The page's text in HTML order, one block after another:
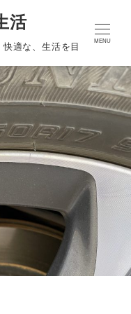
活
適な、生活を目 MENU